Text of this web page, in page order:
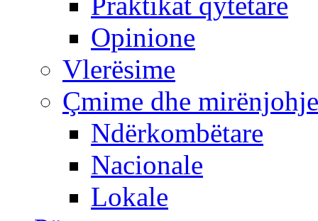
Opinione
Vlerësime
Çmime dhe mirënjohje
Ndërkombëtare
Nacionale
Lokale